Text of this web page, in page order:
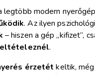
legtöbb modern nyerőgép
. Az ilyen
– hiszen a gép „kifizet”,
.
érzetét keltik,